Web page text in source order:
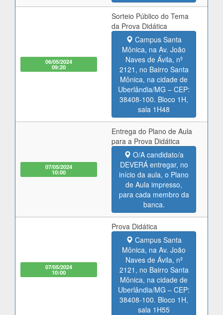
06/05/2024
09:20
Sorteio Público do Tema
da Prova Didática
Campus Santa
Mônica, na Av. João
Naves de Ávila, nº
2121, no Bairro Santa
Mônica, na cidade de
Uberlândia/MG – CEP:
38408-100. Bloco 1H,
sala 1H48
07/05/2024
10:00
Entrega do Plano de Aula
para a Prova Didática
O/A candidato/a
DEVERÁ entregar, no
início da aula, o Plano
de Aula impresso,
para cada membro da
banca.
07/05/2024
10:00
Prova Didática
Campus Santa
Mônica, na Av. João
Naves de Ávila, nº
2121, no Bairro Santa
Mônica, na cidade de
Uberlândia/MG – CEP:
38408-100. Bloco 1H,
sala 1H55